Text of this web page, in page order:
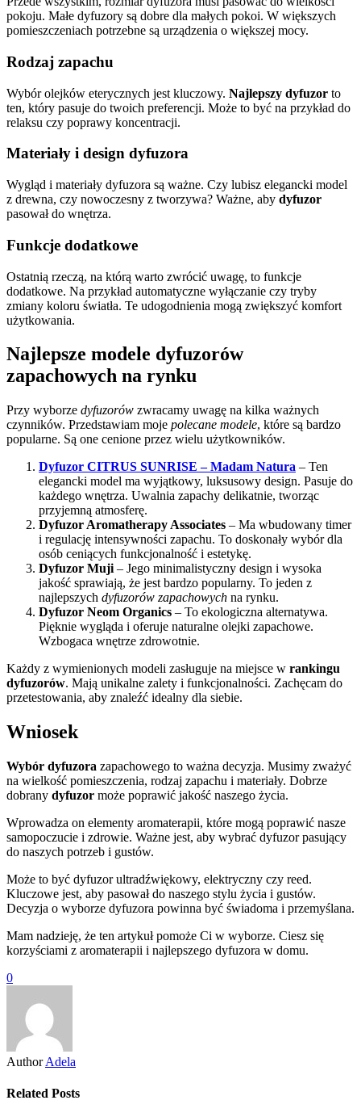
pokoju. Małe dyfuzory są dobre dla małych pokoi. W większych
pomieszczeniach potrzebne są urządzenia o większej mocy.
Rodzaj zapachu
Wybór olejków eterycznych jest kluczowy. Najlepszy dyfuzor to
ten, który pasuje do twoich preferencji. Może to być na przykład do
relaksu czy poprawy koncentracji.
Materiały i design dyfuzora
Wygląd i materiały dyfuzora są ważne. Czy lubisz elegancki model
z drewna, czy nowoczesny z tworzywa? Ważne, aby dyfuzor
pasował do wnętrza.
Funkcje dodatkowe
Ostatnią rzeczą, na którą warto zwrócić uwagę, to funkcje
dodatkowe. Na przykład automatyczne wyłączanie czy tryby
zmiany koloru światła. Te udogodnienia mogą zwiększyć komfort
użytkowania.
Najlepsze modele dyfuzorów
zapachowych na rynku
Przy wyborze dyfuzorów zwracamy uwagę na kilka ważnych
czynników. Przedstawiam moje polecane modele, które są bardzo
popularne. Są one cenione przez wielu użytkowników.
Dyfuzor CITRUS SUNRISE – Madam Natura – Ten
elegancki model ma wyjątkowy, luksusowy design. Pasuje do
każdego wnętrza. Uwalnia zapachy delikatnie, tworząc
przyjemną atmosferę.
Dyfuzor Aromatherapy Associates – Ma wbudowany timer
i regulację intensywności zapachu. To doskonały wybór dla
osób ceniących funkcjonalność i estetykę.
Dyfuzor Muji – Jego minimalistyczny design i wysoka
jakość sprawiają, że jest bardzo popularny. To jeden z
najlepszych dyfuzorów zapachowych na rynku.
Dyfuzor Neom Organics – To ekologiczna alternatywa.
Pięknie wygląda i oferuje naturalne olejki zapachowe.
Wzbogaca wnętrze zdrowotnie.
Każdy z wymienionych modeli zasługuje na miejsce w rankingu
dyfuzorów. Mają unikalne zalety i funkcjonalności. Zachęcam do
przetestowania, aby znaleźć idealny dla siebie.
Wniosek
Wybór dyfuzora zapachowego to ważna decyzja. Musimy zważyć
na wielkość pomieszczenia, rodzaj zapachu i materiały. Dobrze
dobrany dyfuzor może poprawić jakość naszego życia.
Wprowadza on elementy aromaterapii, które mogą poprawić nasze
samopoczucie i zdrowie. Ważne jest, aby wybrać dyfuzor pasujący
do naszych potrzeb i gustów.
Może to być dyfuzor ultradźwiękowy, elektryczny czy reed.
Kluczowe jest, aby pasował do naszego stylu życia i gustów.
Decyzja o wyborze dyfuzora powinna być świadoma i przemyślana.
Mam nadzieję, że ten artykuł pomoże Ci w wyborze. Ciesz się
korzyściami z aromaterapii i najlepszego dyfuzora w domu.
0
Author Adela
Related Posts